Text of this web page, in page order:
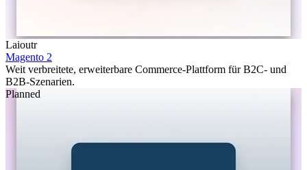
Laioutr
Magento 2
Weit verbreitete, erweiterbare Commerce-Plattform für B2C- und
B2B-Szenarien.
Planned